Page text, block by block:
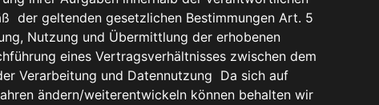
der geltenden gesetzlichen Bestimmungen Art. 5
Nutzung und Übermittlung der erhobenen
eines Vertragsverhältnisses zwischen dem
Verarbeitung und Datennutzung Da sich auf
ändern/weiterentwickeln können behalten wir